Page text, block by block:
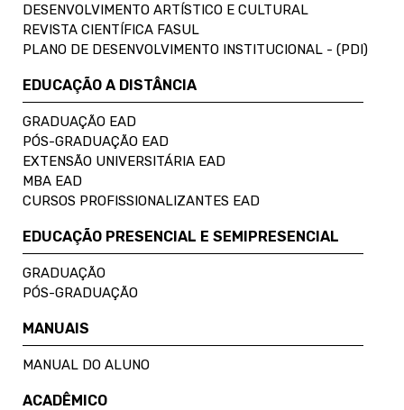
DESENVOLVIMENTO ARTÍSTICO E CULTURAL
REVISTA CIENTÍFICA FASUL
PLANO DE DESENVOLVIMENTO INSTITUCIONAL - (PDI)
EDUCAÇÃO A DISTÂNCIA
GRADUAÇÃO EAD
PÓS-GRADUAÇÃO EAD
EXTENSÃO UNIVERSITÁRIA EAD
MBA EAD
CURSOS PROFISSIONALIZANTES EAD
EDUCAÇÃO PRESENCIAL E SEMIPRESENCIAL
GRADUAÇÃO
PÓS-GRADUAÇÃO
MANUAIS
MANUAL DO ALUNO
ACADÊMICO